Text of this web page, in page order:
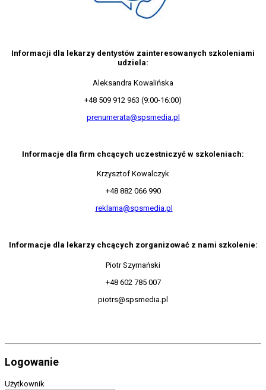
Informacji dla lekarzy dentystów zainteresowanych szkoleniami
udziela:
Aleksandra Kowalińska
+48 509 912 963 (9:00-16:00)
prenumerata@spsmedia.pl
Informacje dla firm chcących uczestniczyć w szkoleniach:
Krzysztof Kowalczyk
+48 882 066 990
reklama@spsmedia.pl
Informacje dla lekarzy chcących zorganizować z nami szkolenie:
Piotr Szymański
+48 602 785 007
piotrs@spsmedia.pl
Logowanie
Użytkownik